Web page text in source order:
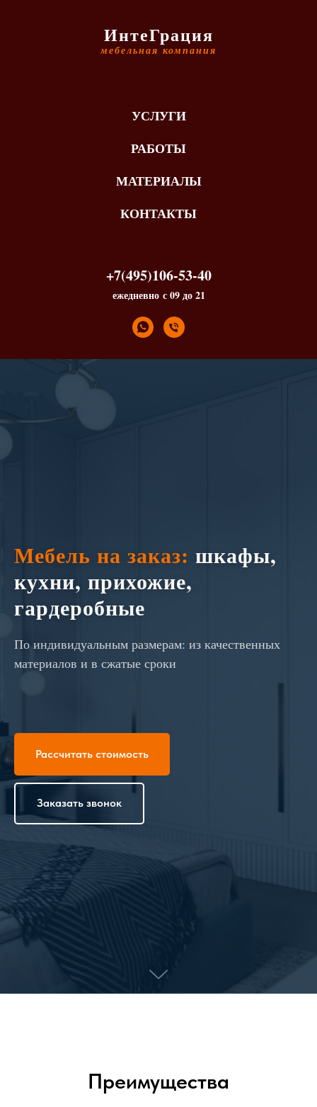
ИнтеГрация
мебельная компания
УСЛУГИ
РАБОТЫ
МАТЕРИАЛЫ
КОНТАКТЫ
+7(495)106-53-40
ежедневно с 09 до 21
Мебель на заказ: шкафы,
кухни, прихожие,
гардеробные
По индивидуальным размерам: из качественных
материалов и в сжатые сроки
Рассчитать стоимость
Заказать звонок
Преимущества